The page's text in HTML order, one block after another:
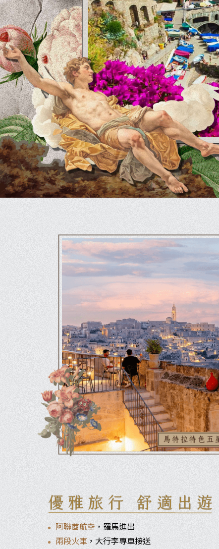
阿聯酋航空 ，羅馬進出
兩段火車，大行李專車接送